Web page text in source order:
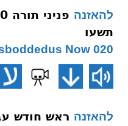
להאזנה
תשעו
020 Hisboddedus Now
להאזנה